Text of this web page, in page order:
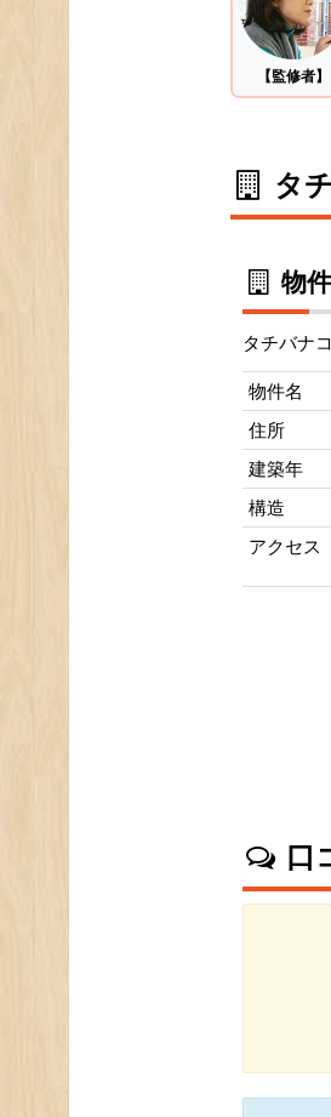
【監修者】
タ
物
タチバナ
物件名
住所
建築年
構造
アクセス
口